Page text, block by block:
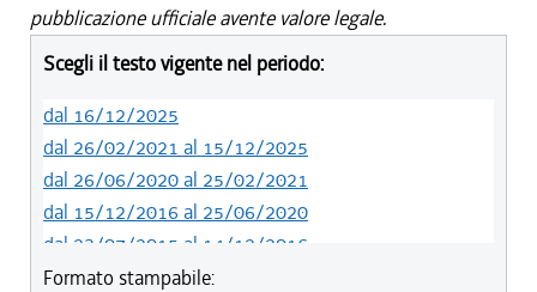
pubblicazione ufficiale avente valore legale.
Scegli il testo vigente nel periodo:
dal 16/12/2025
dal 26/02/2021 al 15/12/2025
dal 26/06/2020 al 25/02/2021
dal 15/12/2016 al 25/06/2020
dal 23/07/2015 al 14/12/2016
Formato stampabile: